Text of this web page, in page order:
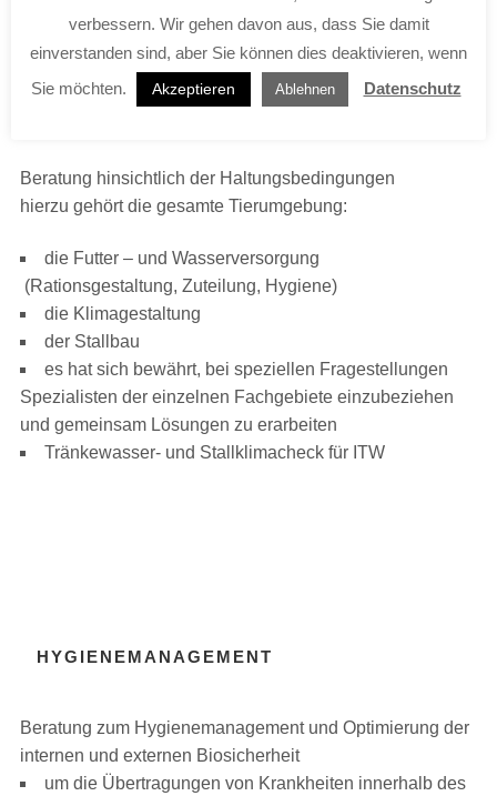
HALTUNGSFAKTOREN
Beratung hinsichtlich der Haltungsbedingungen
hierzu gehört die gesamte Tierumgebung:
die Futter – und Wasserversorgung
(Rationsgestaltung, Zuteilung, Hygiene)
die Klimagestaltung
der Stallbau
es hat sich bewährt, bei speziellen Fragestellungen
Spezialisten der einzelnen Fachgebiete einzubeziehen
und gemeinsam Lösungen zu erarbeiten
Tränkewasser- und Stallklimacheck für ITW
HYGIENEMANAGEMENT
Beratung zum Hygienemanagement und Optimierung der
internen und externen Biosicherheit
um die Übertragungen von Krankheiten innerhalb des
verbessern. Wir gehen davon aus, dass Sie damit
einverstanden sind, aber Sie können dies deaktivieren, wenn
Sie möchten.
Akzeptieren Ablehnen Datenschutz